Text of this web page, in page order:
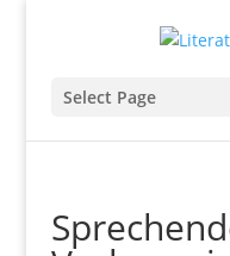
Select Page